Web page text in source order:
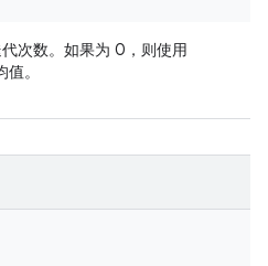
次数。如果为 0，则使用
。